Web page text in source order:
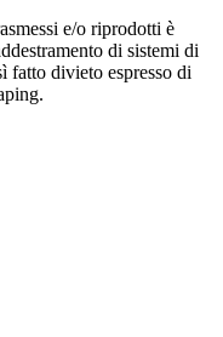
e/o riprodotti è
di sistemi di
fatto divieto espresso di